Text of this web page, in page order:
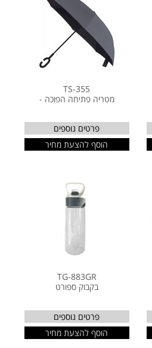
TS-355
מטריה פתיחה הפוכה -
פרטים נוספים
הוסף להצעת מחיר
TG-883GR
בקבוק ספורט
פרטים נוספים
הוסף להצעת מחיר